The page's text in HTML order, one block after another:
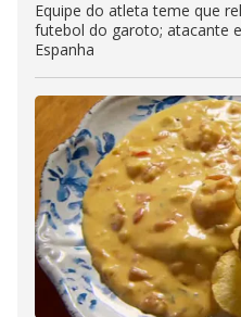
Equipe do atleta teme que
futebol do garoto; atacante
Espanha